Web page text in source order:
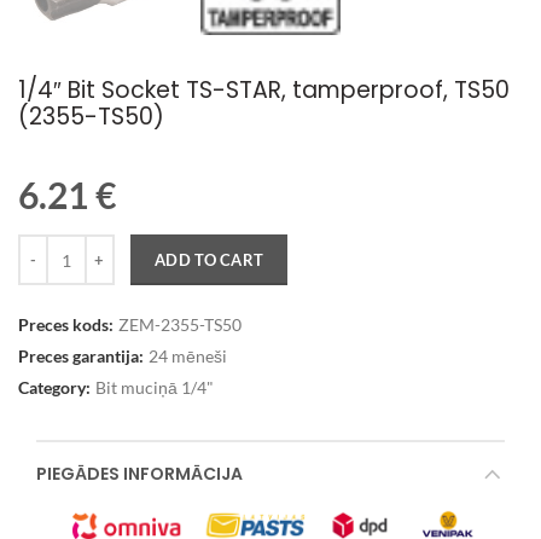
1/4″ Bit Socket TS-STAR, tamperproof, TS50
(2355-TS50)
6.21€
ADD TO CART
Preces kods: ZEM-2355-TS50
Preces garantija: 24 mēneši
Category: Bit muciņā 1/4"
PIEGĀDES INFORMĀCIJA